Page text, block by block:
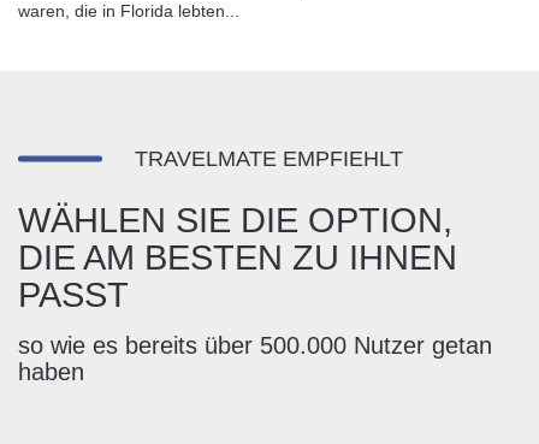
waren, die in Florida lebten...
TRAVELMATE EMPFIEHLT
WÄHLEN SIE DIE OPTION,
DIE AM BESTEN ZU IHNEN
PASST
so wie es bereits über 500.000 Nutzer getan
haben